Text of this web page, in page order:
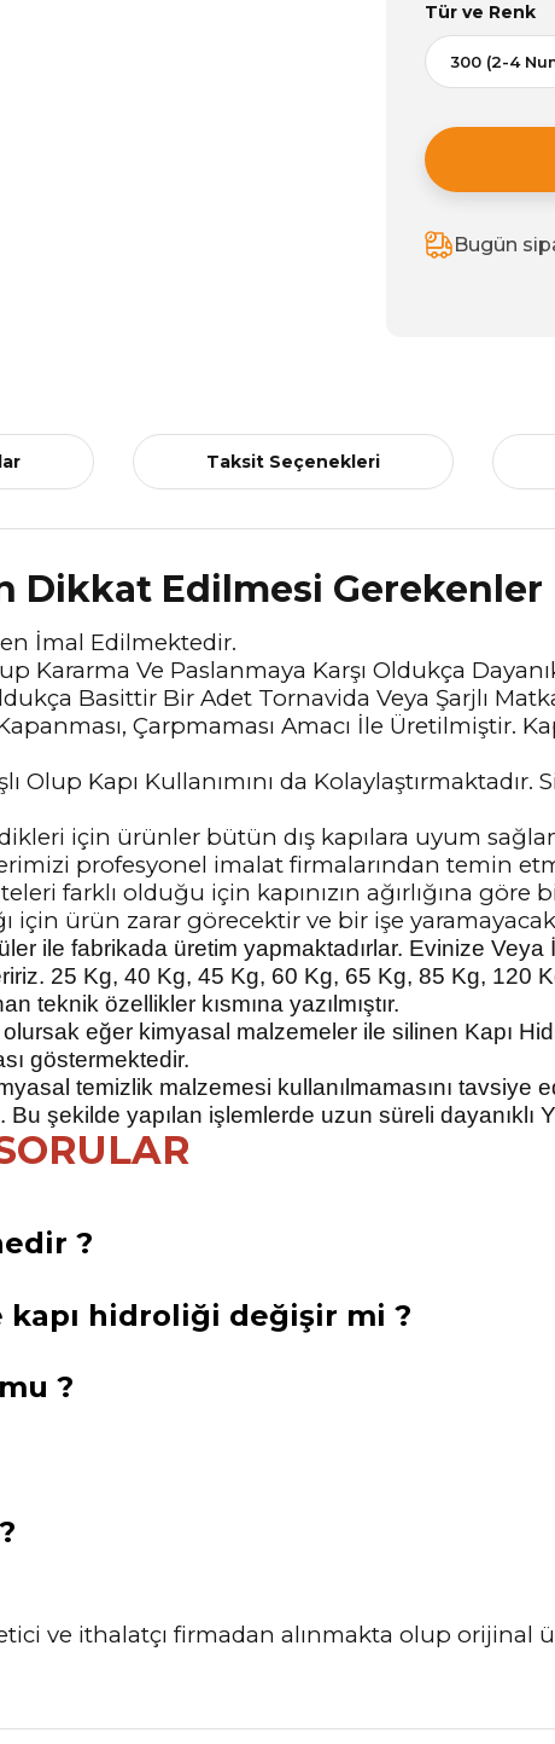
Tür ve Renk
Bugün
Taksit Seçenekleri
Dikkat Edilmesi Gerekenler
İmal Edilmektedir.
Kararma Ve Paslanmaya Karşı Oldukça
Basittir Bir Adet Tornavida Veya Şarjlı
Çarpmaması Amacı İle Üretilmiştir.
Olup Kapı Kullanımını da
için ürünler bütün dış kapılara uyum
profesyonel imalat firmalarından temin
farklı olduğu için kapınızın ağırlığına
için ürün zarar görecektir ve bir işe
ile fabrikada üretim yapmaktadırlar. Evinize
25 Kg, 40 Kg, 45 Kg, 60 Kg, 65 Kg, 85 Kg, 120
teknik özellikler kısmına yazılmıştır.
olursak eğer kimyasal malzemeler ile silinen Kapı
göstermektedir.
temizlik malzemesi kullanılmamasını tavsiye
Bu şekilde yapılan işlemlerde uzun süreli dayanıklı
?
kapı hidroliği değişir mi ?
?
ve ithalatçı firmadan alınmakta olup orijinal